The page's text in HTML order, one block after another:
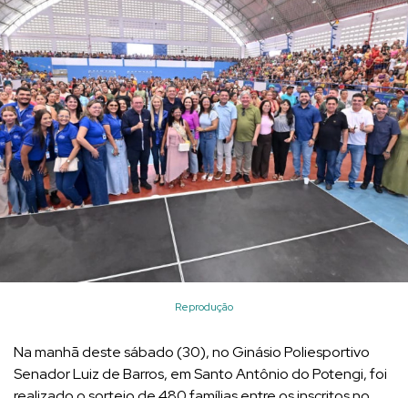
Reprodução
Na manhã deste sábado (30), no Ginásio Poliesportivo
Senador Luiz de Barros, em Santo Antônio do Potengi, foi